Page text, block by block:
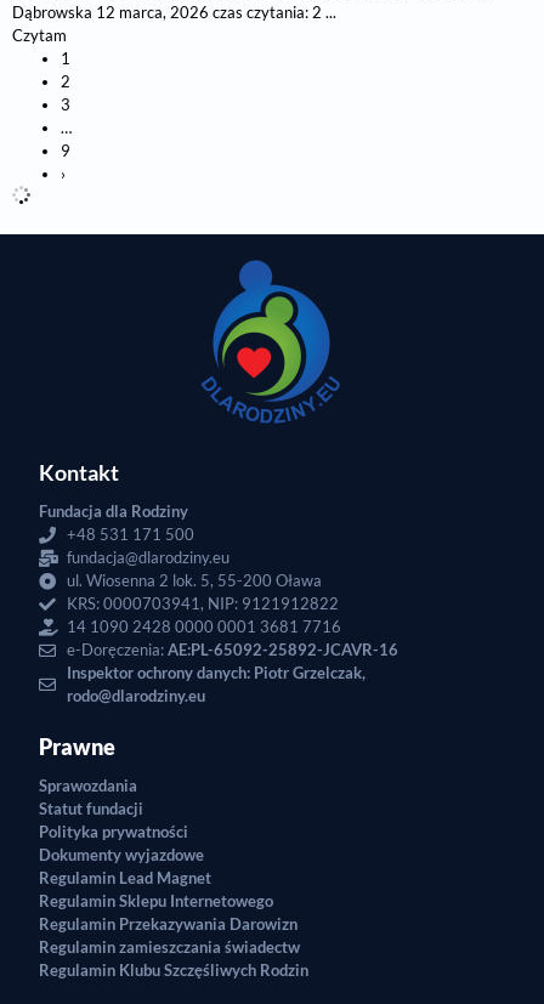
Dąbrowska 12 marca, 2026 czas czytania: 2 ...
Czytam
1
2
3
…
9
›
Kontakt
Fundacja dla Rodziny
+48 531 171 500
fundacja@dlarodziny.eu
ul. Wiosenna 2 lok. 5, 55-200 Oława
KRS: 0000703941, NIP: 9121912822
14 1090 2428 0000 0001 3681 7716
e-Doręczenia:AE:PL-65092-25892-JCAVR-16
Inspektor ochrony danych: Piotr Grzelczak,
rodo@dlarodziny.eu
Prawne
Sprawozdania
Statut fundacji
Polityka prywatności
Dokumenty wyjazdowe
Regulamin Lead Magnet
Regulamin Sklepu Internetowego
Regulamin Przekazywania Darowizn
Regulamin zamieszczania świadectw
Regulamin Klubu Szczęśliwych Rodzin